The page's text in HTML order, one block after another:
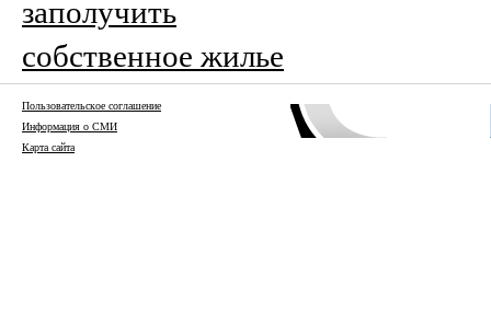
заполучить
собственное жилье
Пользовательское соглашение
Информация о СМИ
Карта сайта